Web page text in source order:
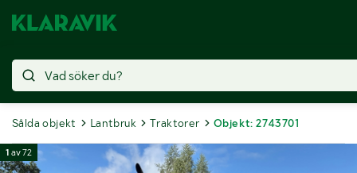
Sålda objekt Lantbruk Traktorer Objekt: 2743701
1 av72